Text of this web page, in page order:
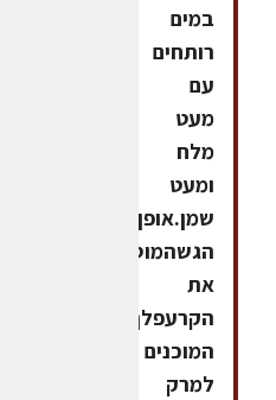
במים
רותחים
עם
מעט
מלח
ומעט
שמן.אופן
הגשהמוסיפים
את
הקרעפלך
המוכנים
למרק